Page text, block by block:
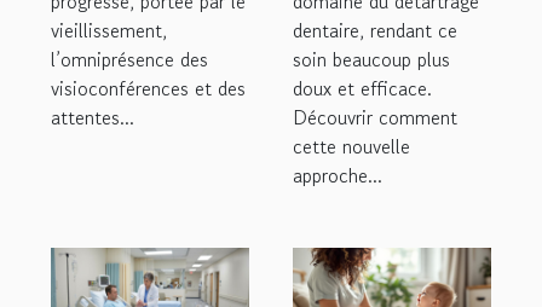
vieillissement,
l’omniprésence des
visioconférences et des
attentes...
dentaire, rendant ce
soin beaucoup plus
doux et efficace.
Découvrir comment
cette nouvelle
approche...